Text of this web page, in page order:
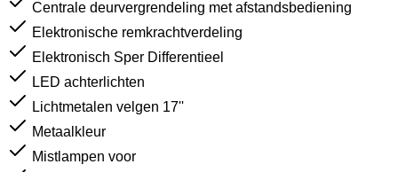
Centrale deurvergrendeling met afstandsbediening
Elektronische remkrachtverdeling
Elektronisch Sper Differentieel
LED achterlichten
Lichtmetalen velgen 17''
Metaalkleur
Mistlampen voor